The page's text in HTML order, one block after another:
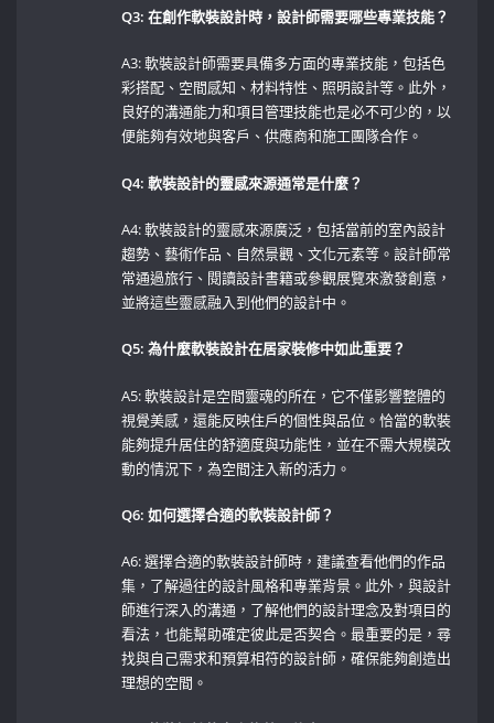
Q3: 在創作軟裝設計時，設計師需要哪些專業技能？
A3: 軟裝設計師需要具備多方面的專業技能，包括色
彩搭配、空間感知、材料特性、照明設計等。此外，
良好的溝通能力和項目管理技能也是必不可少的，以
便能夠有效地與客戶、供應商和施工團隊合作。
Q4: 軟裝設計的靈感來源通常是什麼？
A4: 軟裝設計的靈感來源廣泛，包括當前的室內設計
趨勢、藝術作品、自然景觀、文化元素等。設計師常
常通過旅行、閱讀設計書籍或參觀展覽來激發創意，
並將這些靈感融入到他們的設計中。
Q5: 為什麼軟裝設計在居家裝修中如此重要？
A5: 軟裝設計是空間靈魂的所在，它不僅影響整體的
視覺美感，還能反映住戶的個性與品位。恰當的軟裝
能夠提升居住的舒適度與功能性，並在不需大規模改
動的情況下，為空間注入新的活力。
Q6: 如何選擇合適的軟裝設計師？
A6: 選擇合適的軟裝設計師時，建議查看他們的作品
集，了解過往的設計風格和專業背景。此外，與設計
師進行深入的溝通，了解他們的設計理念及對項目的
看法，也能幫助確定彼此是否契合。最重要的是，尋
找與自己需求和預算相符的設計師，確保能夠創造出
理想的空間。